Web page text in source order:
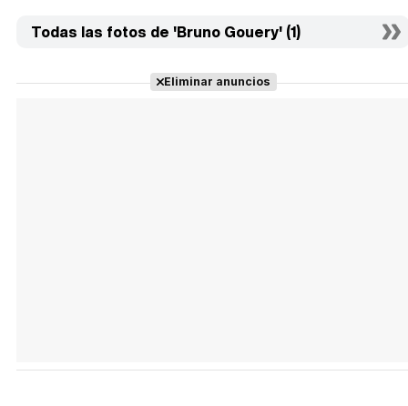
Todas las fotos de 'Bruno Gouery' (1)
Eliminar anuncios